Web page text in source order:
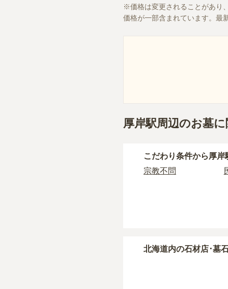
価格は変更されることがあり
価格が一部含まれています。最
厚岸駅周辺のお墓
こだわり条件から厚岸
宗教不問
北海道内の石材店･墓